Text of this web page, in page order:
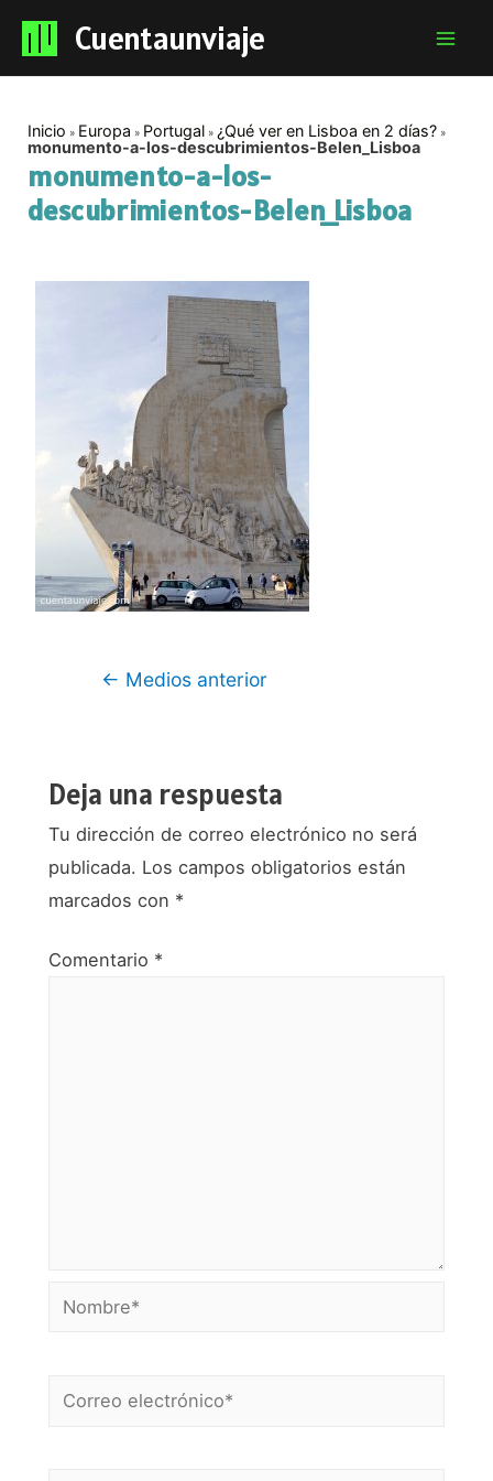
Cuentaunviaje
Inicio Europa Portugal
¿Qué ver en Lisboa en 2 días?
monumento-a-los-descubrimientos-Belen_Lisboa
monumento-a-los-
descubrimientos-Belen_Lisboa
Navegación
← Medios anterior
Deja una respuesta
Tu dirección de correo electrónico no será
publicada. Los campos obligatorios están
marcados con *
Comentario *
Nombre*
Correo